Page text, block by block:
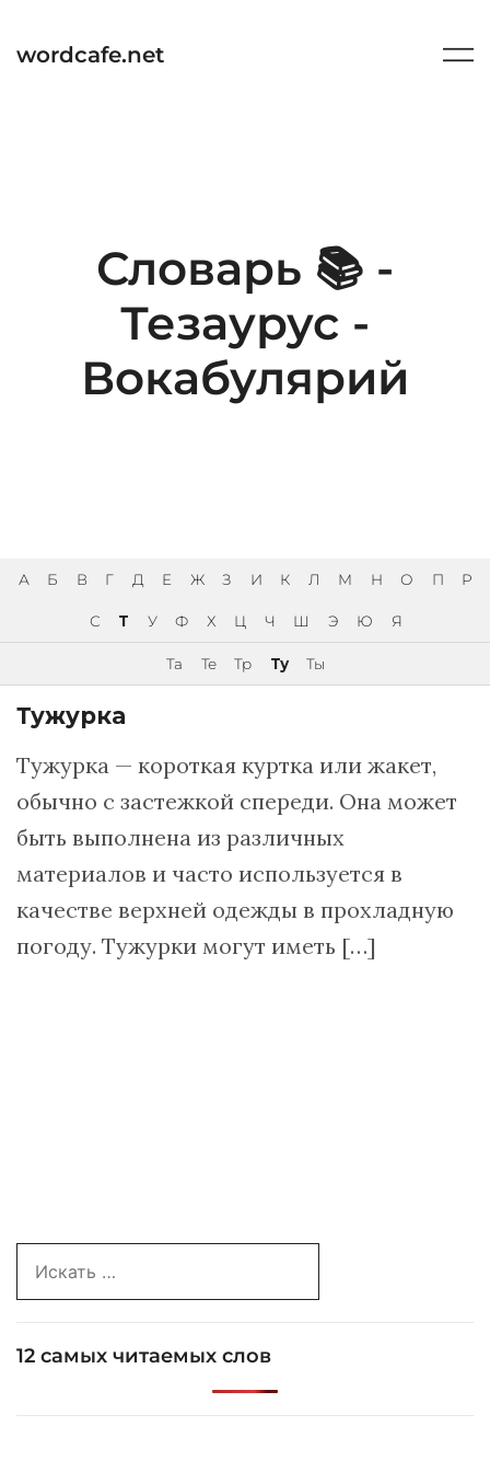
содержимому
wordcafe.net
Словарь 📚 -
Тезаурус -
Вокабулярий
А Б В Г Д Е Ж З И К Л М Н О П Р
С Т У Ф Х Ц Ч Ш Э Ю Я
Та Те Тр Ту Ты
Тужурка
Тужурка — короткая куртка или жакет,
обычно с застежкой спереди. Она может
быть выполнена из различных
материалов и часто используется в
качестве верхней одежды в прохладную
погоду. Тужурки могут иметь […]
for:
12 самых читаемых слов